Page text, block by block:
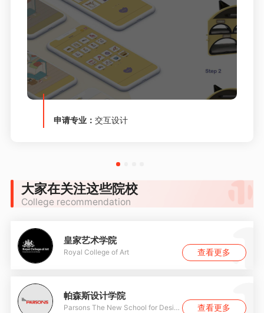
申请专业：交互设计
大家在关注这些院校
College recommendation
皇家艺术学院
Royal College of Art 查看更多
帕森斯设计学院
Parsons The New School for Design 查看更多